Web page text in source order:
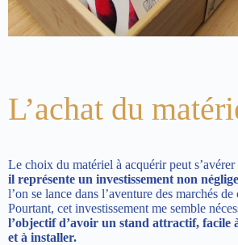
L’achat du
Le choix du matériel à acquérir peut
il représente un investissement non
l’on se lance dans l’aventure des marchés de
Pourtant, cet investissement me semble
l’objectif d’avoir un stand attractif, facile
et à installer.